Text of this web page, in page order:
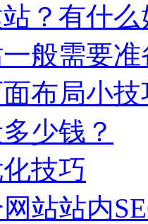
？有什
般需要
布局小
少钱？
技巧
站站内